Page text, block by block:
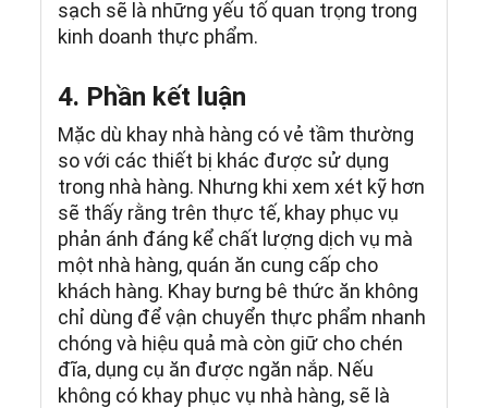
sạch sẽ là những yếu tố quan trọng trong
kinh doanh thực phẩm.
4. Phần kết luận
Mặc dù khay nhà hàng có vẻ tầm thường
so với các thiết bị khác được sử dụng
trong nhà hàng. Nhưng khi xem xét kỹ hơn
sẽ thấy rằng trên thực tế, khay phục vụ
phản ánh đáng kể chất lượng dịch vụ mà
một nhà hàng, quán ăn cung cấp cho
khách hàng. Khay bưng bê thức ăn không
chỉ dùng để vận chuyển thực phẩm nhanh
chóng và hiệu quả mà còn giữ cho chén
đĩa, dụng cụ ăn được ngăn nắp. Nếu
không có khay phục vụ nhà hàng, sẽ là